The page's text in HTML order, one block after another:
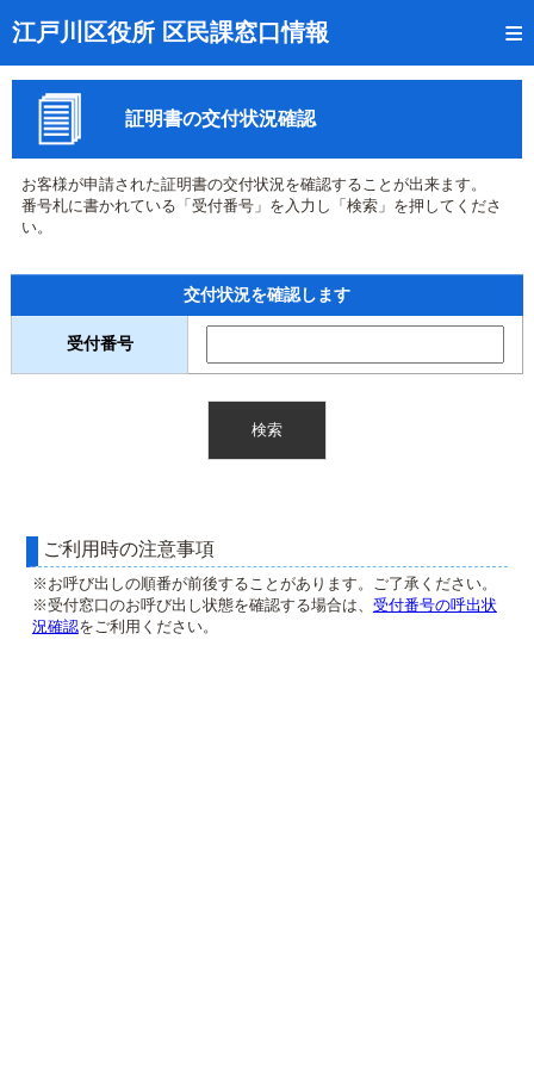
江戸川区役所 区民課窓口情報
トップページ
受付番号の呼出状況確認
証明書の交付状況確認
来庁日時の事前予約
事前予約の確認・取消
混雑予想カレンダー
証明書の交付状況確認
お客様が申請された証明書の交付状況を確認することが出来ます。
番号札に書かれている「受付番号」を入力し「検索」を押してくださ
い。
交付状況を確認します
受付番号
ご利用時の注意事項
※お呼び出しの順番が前後することがあります。ご了承ください。
※受付窓口のお呼び出し状態を確認する場合は、 受付番号の呼出状
況確認をご利用ください。